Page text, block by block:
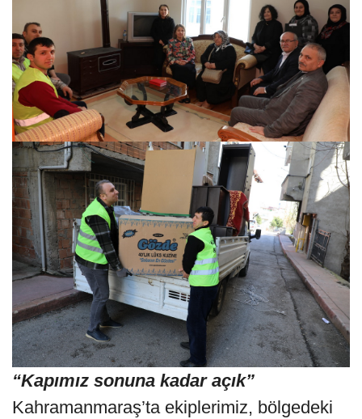
“Kapımız sonuna kadar açık”
Kahramanmaraş’ta ekiplerimiz, bölgedeki